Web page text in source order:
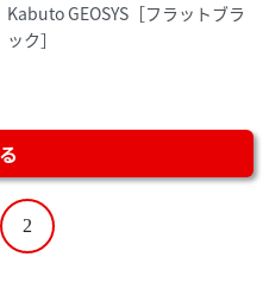
Kabuto GEOSYS［フラットブラ
ック］
2